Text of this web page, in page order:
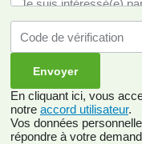
En cliquant ici, vous
notre accord utilisateur.
Vos données
répondre à votre